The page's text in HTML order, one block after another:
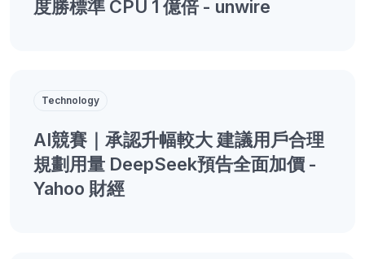
度勝標準 CPU 1 億倍 - unwire
Technology
AI競賽｜承認升幅較大 建議用戶合理
規劃用量 DeepSeek預告全面加價 -
Yahoo 財經